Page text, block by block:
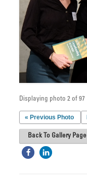
Displaying photo 2 of 97
« Previous Photo
Back To Gallery Page